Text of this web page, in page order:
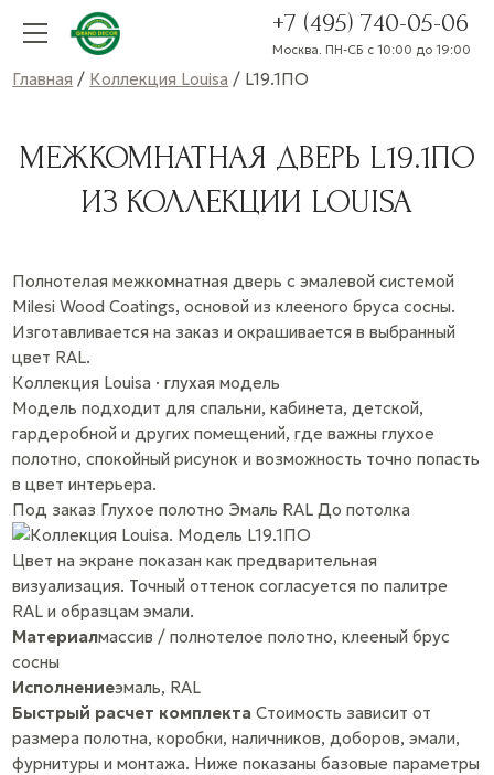
+7 (495) 740-05-06
Москва. ПН-СБ с 10:00 до 19:00
Главная / Коллекция Louisa / L19.1ПО
МЕЖКОМНАТНАЯ ДВЕРЬ L19.1ПО
ИЗ КОЛЛЕКЦИИ LOUISA
Полнотелая межкомнатная дверь с эмалевой системой
Milesi Wood Coatings, основой из клееного бруса сосны.
Изготавливается на заказ и окрашивается в выбранный
цвет RAL.
Коллекция Louisa · глухая модель
Модель подходит для спальни, кабинета, детской,
гардеробной и других помещений, где важны глухое
полотно, спокойный рисунок и возможность точно попасть
в цвет интерьера.
Под заказ Глухое полотно Эмаль RAL До потолка
Цвет на экране показан как предварительная
визуализация. Точный оттенок согласуется по палитре
RAL и образцам эмали.
Материалмассив / полнотелое полотно, клееный брус
сосны
Исполнениеэмаль, RAL
Быстрый расчет комплекта Стоимость зависит от
размера полотна, коробки, наличников, доборов, эмали,
фурнитуры и монтажа. Ниже показаны базовые параметры